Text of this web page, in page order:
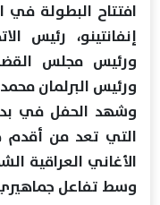
افتتاح البطولة
إنفانتينو، رئيس
ورئيس مجلس
ورئيس البرلمان
وشهد الحفل في
التي تعد من أقدم
الأغاني العراقية
وسط تفاعل جماهيري